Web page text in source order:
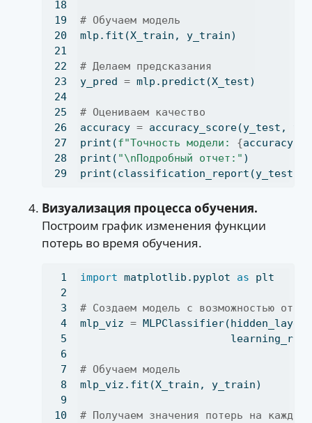
# Обучаем модель
mlp.fit(X_train, y_train)
# Делаем предсказания
y_pred = mlp.predict(X_test)
# Оцениваем качество
accuracy = accuracy_score(y_test,
print (f"Точность модели: {accuracy
print ( "\nПодробный отчет:" )
print (classification_report(y_test,
Визуализация процесса обучения.
Построим график изменения функции
потерь во время обучения.
import matplotlib.pyplot as plt
# Создаем модель с возможностью
mlp_viz =
# Обучаем модель
mlp_viz.fit(X_train, y_train)
# Получаем значения потерь на каждой